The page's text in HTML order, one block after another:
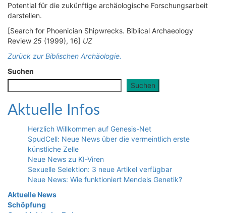
Potential für die zukünftige archäologische Forschungsarbeit
darstellen.
[Search for Phoenician Shipwrecks. Biblical Archaeology
Review 25 (1999), 16] UZ
Zurück zur Biblischen Archäologie.
Suchen
Suchen
Aktuelle Infos
Herzlich Willkommen auf Genesis-Net
SpudCell: Neue News über die vermeintlich erste
künstliche Zelle
Neue News zu KI-Viren
Sexuelle Selektion: 3 neue Artikel verfügbar
Neue News: Wie funktioniert Mendels Genetik?
Aktuelle News
Schöpfung